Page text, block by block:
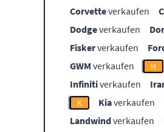
Corvetteverkaufen
Dodgeverkaufen
Fiskerverkaufen
GWM verkaufen H
Infinitiverkaufen
K Kiaverkaufen
Landwindverkaufen